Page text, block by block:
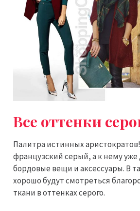
Все оттенки
Палитра истинных
французский серый, а к нему
бордовые вещи и аксессуары. В
хорошо будут смотреться
ткани в оттенках серого.